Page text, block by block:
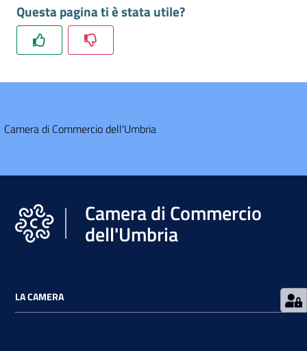
Questa pagina ti è stata utile?
Camera di Commercio dell'Umbria
Camera di Commercio
dell'Umbria
LA CAMERA